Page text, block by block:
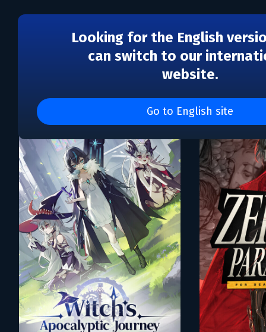
Looking for the English
can switch to our
website.
Go to English site
Каталог игр Electronic